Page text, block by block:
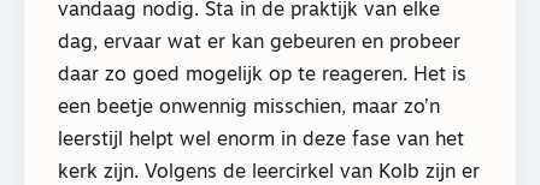
vandaag nodig. Sta in de praktijk van elke
dag, ervaar wat er kan gebeuren en probeer
daar zo goed mogelijk op te reageren. Het is
een beetje onwennig misschien, maar zo’n
leerstijl helpt wel enorm in deze fase van het
kerk zijn. Volgens de leercirkel van Kolb zijn er